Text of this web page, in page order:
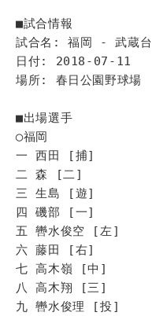
■試合情報
試合名: 福岡 - 武蔵台
日付: 2018-07-11
場所: 春日公園野球場
■出場選手
◯福岡
一 西田 [捕]
二 森 [二]
三 生島 [遊]
四 磯部 [一]
五 轡水俊空 [左]
六 藤田 [右]
七 高木嶺 [中]
八 高木翔 [三]
九 轡水俊理 [投]